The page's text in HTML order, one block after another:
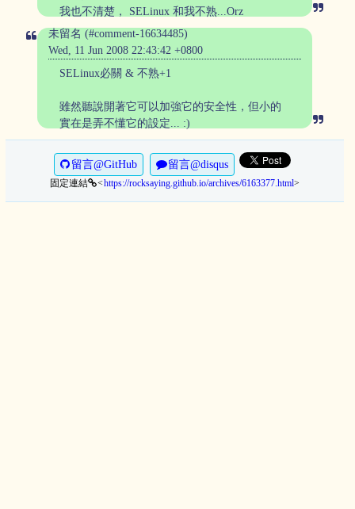
我也不清楚， SELinux 和我不熟...Orz
未留名 (#comment-16634485)
Wed, 11 Jun 2008 22:43:42 +0800
SELinux必關 & 不熟+1
雖然聽說開著它可以加強它的安全性，但小的
實在是弄不懂它的設定... :)
留言@GitHub 留言@disqus
固定連結 <https://rocksaying.github.io/archives/6163377.html>